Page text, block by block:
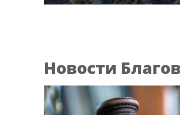
России джазового вуза
Новости